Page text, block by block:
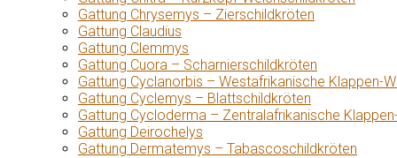
Gattung Chrysemys – Zierschildkröten
Gattung Claudius
Gattung Clemmys
Gattung Cuora – Scharnierschildkröten
Gattung Cyclanorbis – Westafrikanische Klappen-
Gattung Cyclemys – Blattschildkröten
Gattung Cycloderma – Zentralafrikanische
Gattung Deirochelys
Gattung Dermatemys – Tabascoschildkröten